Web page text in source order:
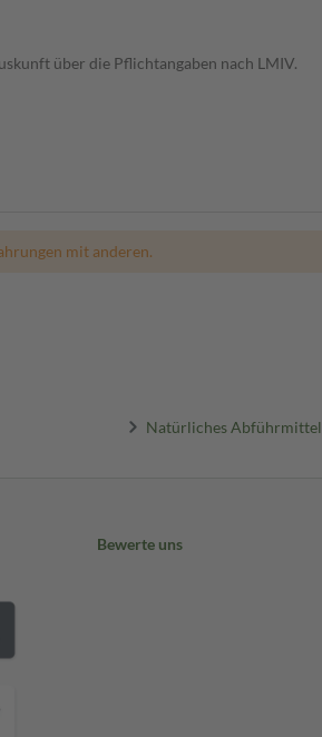
über die Pflichtangaben nach LMIV.
mit anderen.
Natürliches Abführmittel
Bewerte uns